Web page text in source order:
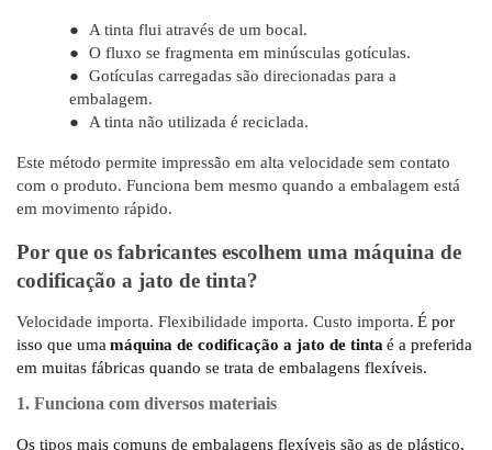
●
A tinta flui através de um bocal.
●
O fluxo se fragmenta em minúsculas gotículas.
●
Gotículas carregadas são direcionadas para a
embalagem.
●
A tinta não utilizada é reciclada.
Este método permite impressão em alta velocidade sem contato
com o produto. Funciona bem mesmo quando a embalagem está
em movimento rápido.
Por que os fabricantes escolhem uma máquina de
codificação a jato de tinta?
Velocidade importa. Flexibilidade importa. Custo importa. É por
isso que umamáquina de codificação a jato de tintaé a preferida
em muitas fábricas quando se trata de embalagens flexíveis.
1. Funciona com diversos materiais
Os tipos mais comuns de embalagens flexíveis são as de plástico,